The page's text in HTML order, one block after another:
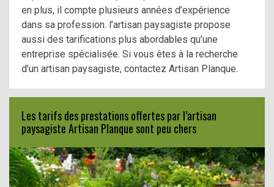
en plus, il compte plusieurs années d’expérience
dans sa profession. l’artisan paysagiste propose
aussi des tarifications plus abordables qu’une
entreprise spécialisée. Si vous êtes à la recherche
d’un artisan paysagiste, contactez Artisan Planque.
Les tarifs des prestations offertes par l’artisan
paysagiste Artisan Planque sont peu chers